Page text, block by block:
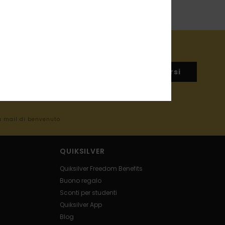
Registrarsi
mail di benvenuto
QUIKSILVER
Quiksilver Freedom Benefits
Buono regalo
Sconti per studenti
Quiksilver App
Blog